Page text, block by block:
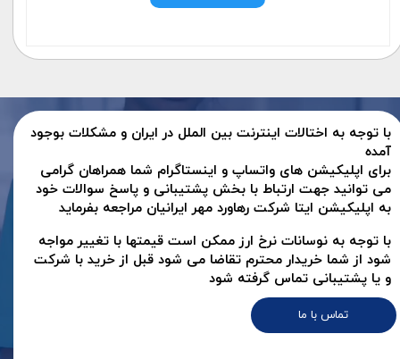
تماس با ما
با توجه به اختالات اینترنت بین الملل در ایران و مشکلات بوجود
آمده
برای اپلیکیشن های واتساپ و اینستاگرام شما همراهان گرامی
می توانید جهت ارتباط با بخش پشتیبانی و پاسخ سوالات خود
به اپلیکیشن ایتا شرکت رهاورد مهر ایرانیان مراجعه بفرماید
با توجه به نوسانات نرخ ارز ممکن است قیمتها با تغییر مواجه
شود از شما خریدار محترم تقاضا می شود قبل از خرید با شرکت
و یا پشتیبانی تماس گرفته شود